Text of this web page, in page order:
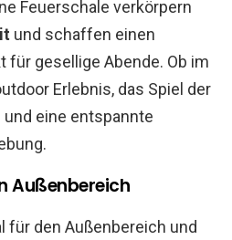
Feuerschale verkörpern
und schaffen einen
für gesellige Abende. Ob im
Erlebnis, das Spiel der
eine entspannte
Außenbereich
für den Außenbereich und